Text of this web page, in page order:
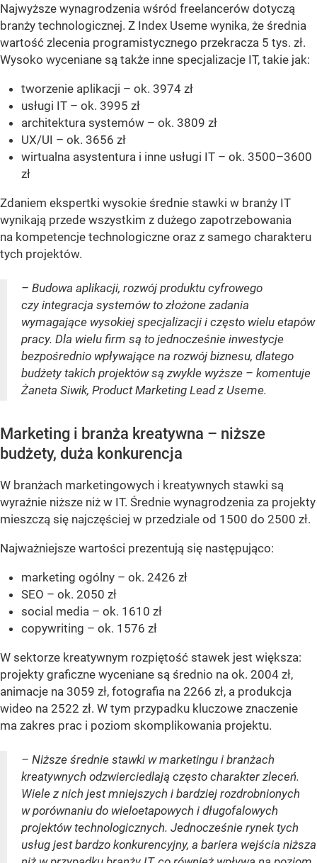
Najwyższe wynagrodzenia wśród freelancerów dotyczą
branży technologicznej. Z Index Useme wynika, że średnia
wartość zlecenia programistycznego przekracza 5 tys. zł.
Wysoko wyceniane są także inne specjalizacje IT, takie jak:
tworzenie aplikacji – ok. 3974 zł
usługi IT – ok. 3995 zł
architektura systemów – ok. 3809 zł
UX/UI – ok. 3656 zł
wirtualna asystentura i inne usługi IT – ok. 3500–3600
zł
Zdaniem ekspertki wysokie średnie stawki w branży IT
wynikają przede wszystkim z dużego zapotrzebowania
na kompetencje technologiczne oraz z samego charakteru
tych projektów.
– Budowa aplikacji, rozwój produktu cyfrowego
czy integracja systemów to złożone zadania
wymagające wysokiej specjalizacji i często wielu etapów
pracy. Dla wielu firm są to jednocześnie inwestycje
bezpośrednio wpływające na rozwój biznesu, dlatego
budżety takich projektów są zwykle wyższe – komentuje
Żaneta Siwik, Product Marketing Lead z Useme.
Marketing i branża kreatywna – niższe
budżety, duża konkurencja
W branżach marketingowych i kreatywnych stawki są
wyraźnie niższe niż w IT. Średnie wynagrodzenia za projekty
mieszczą się najczęściej w przedziale od 1500 do 2500 zł.
Najważniejsze wartości prezentują się następująco:
marketing ogólny – ok. 2426 zł
SEO – ok. 2050 zł
social media – ok. 1610 zł
copywriting – ok. 1576 zł
W sektorze kreatywnym rozpiętość stawek jest większa:
projekty graficzne wyceniane są średnio na ok. 2004 zł,
animacje na 3059 zł, fotografia na 2266 zł, a produkcja
wideo na 2522 zł. W tym przypadku kluczowe znaczenie
ma zakres prac i poziom skomplikowania projektu.
– Niższe średnie stawki w marketingu i branżach
kreatywnych odzwierciedlają często charakter zleceń.
Wiele z nich jest mniejszych i bardziej rozdrobnionych
w porównaniu do wieloetapowych i długofalowych
projektów technologicznych. Jednocześnie rynek tych
usług jest bardzo konkurencyjny, a bariera wejścia niższa